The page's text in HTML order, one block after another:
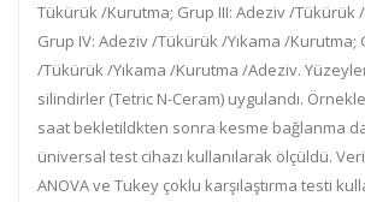
Tükürük /Kurutma; Grup III: Adeziv /Tükürük
Grup IV: Adeziv /Tükürük /Yıkama /Kurutma;
/Tükürük /Yıkama /Kurutma /Adeziv.
silindirler (Tetric N-Ceram) uygulandı.
saat bekletildkten sonra kesme bağlanma
üniversal test cihazı kullanılarak ölçüldü.
ANOVA ve Tukey çoklu karşılaştırma testi